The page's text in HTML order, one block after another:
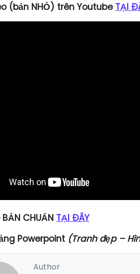
(bản NHỎ) trên Youtube TẠI
BẢN CHUẨN TẠI ĐÂY
Powerpoint (Tranh đẹp –
Author